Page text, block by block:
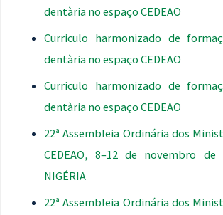
dentària no espaço CEDEAO
Curriculo harmonizado de
dentària no espaço CEDEAO
Curriculo harmonizado de
dentària no espaço CEDEAO
22ª Assembleia Ordinária dos
CEDEAO, 8–12 de novembro de
NIGÉRIA
22ª Assembleia Ordinária dos